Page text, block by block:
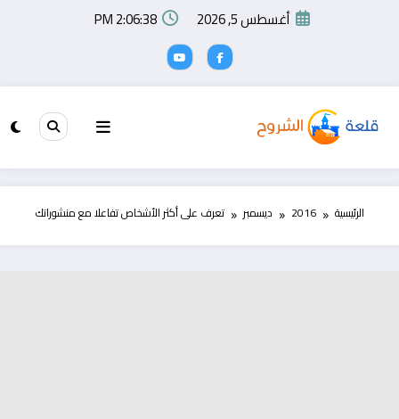
أغسطس 5, 2026 2:06:39 PM
الرئيسية 2016 ديسمبر تعرف على أكثر الأشخاص تفاعلا مع منشوراتك